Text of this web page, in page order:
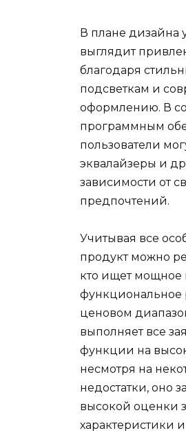
В плане дизайна
выглядит
благодаря
подсветкам и
оформлению. В
программным
пользователи
эквалайзеры и
зависимости от
предпочтений.
Учитывая все
продукт можно
кто ищет мощное
функциональное
ценовом
выполняет все
функции на
несмотря на
недостатки, оно
высокой оценки
характеристики и